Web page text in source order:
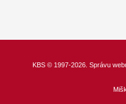
KBS © 1997-2026. Správu